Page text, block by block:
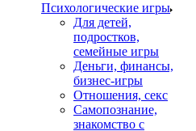
Психологические игры
Для детей,
подростков,
семейные игры
Деньги, финансы,
бизнес-игры
Отношения, секс
Самопознание,
знакомство с